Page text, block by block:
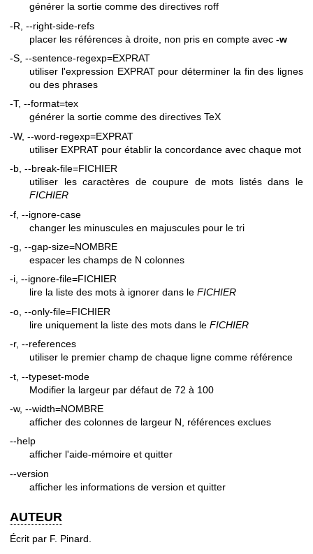
générer la sortie comme des directives roff
-R, --right-side-refs
placer les références à droite, non pris en compte avec -w
-S, --sentence-regexp=EXPRAT
utiliser l'expression EXPRAT pour déterminer la fin des lignes
ou des phrases
-T, --format=tex
générer la sortie comme des directives TeX
-W, --word-regexp=EXPRAT
utiliser EXPRAT pour établir la concordance avec chaque mot
-b, --break-file=FICHIER
utiliser les caractères de coupure de mots listés dans le
FICHIER
-f, --ignore-case
changer les minuscules en majuscules pour le tri
-g, --gap-size=NOMBRE
espacer les champs de N colonnes
-i, --ignore-file=FICHIER
lire la liste des mots à ignorer dans le FICHIER
-o, --only-file=FICHIER
lire uniquement la liste des mots dans le FICHIER
-r, --references
utiliser le premier champ de chaque ligne comme référence
-t, --typeset-mode
Modifier la largeur par défaut de 72 à 100
-w, --width=NOMBRE
afficher des colonnes de largeur N, références exclues
--help
afficher l'aide-mémoire et quitter
--version
afficher les informations de version et quitter
AUTEUR
Écrit par F. Pinard.